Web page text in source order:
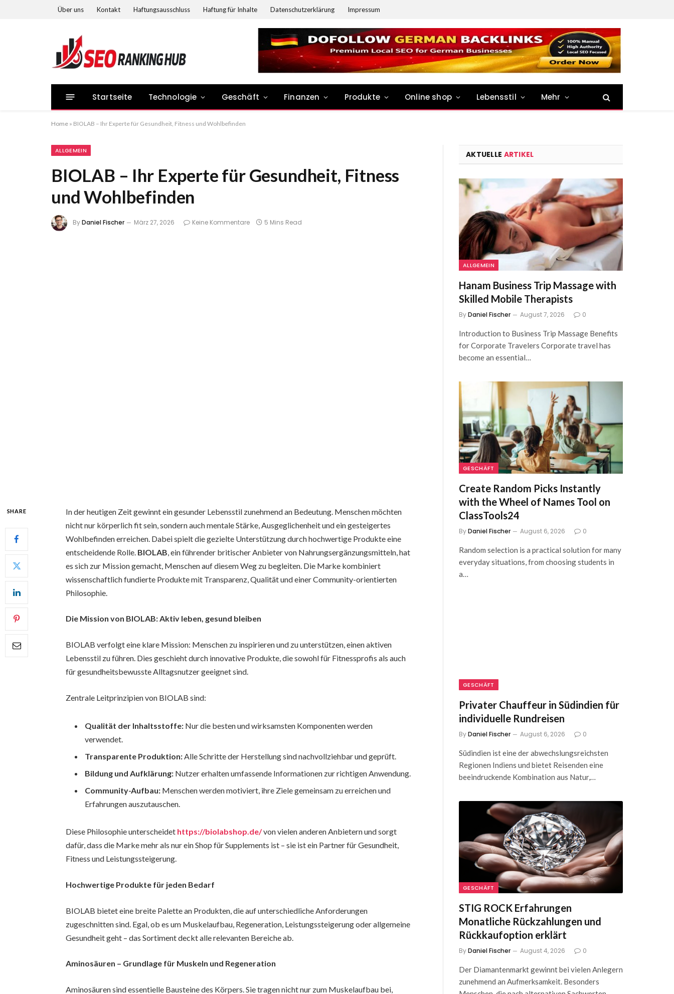
Über uns Kontakt Haftungsausschluss Haftung für Inhalte Datenschutzerklärung Impressum
Startseite Technologie Geschäft Finanzen Produkte Online shop Lebensstil Mehr
Home » BIOLAB – Ihr Experte für Gesundheit, Fitness und Wohlbefinden
ALLGEMEIN
BIOLAB – Ihr Experte für Gesundheit, Fitness
und Wohlbefinden
ByDaniel Fischer März 27, 2026 Keine Kommentare 5 Mins Read
SHARE
In der heutigen Zeit gewinnt ein gesunder Lebensstil zunehmend an Bedeutung. Menschen möchten
nicht nur körperlich fit sein, sondern auch mentale Stärke, Ausgeglichenheit und ein gesteigertes
Wohlbefinden erreichen. Dabei spielt die gezielte Unterstützung durch hochwertige Produkte eine
entscheidende Rolle. BIOLAB, ein führender britischer Anbieter von Nahrungsergänzungsmitteln, hat
es sich zur Mission gemacht, Menschen auf diesem Weg zu begleiten. Die Marke kombiniert
wissenschaftlich fundierte Produkte mit Transparenz, Qualität und einer Community-orientierten
Philosophie.
Die Mission von BIOLAB: Aktiv leben, gesund bleiben
BIOLAB verfolgt eine klare Mission: Menschen zu inspirieren und zu unterstützen, einen aktiven
Lebensstil zu führen. Dies geschieht durch innovative Produkte, die sowohl für Fitnessprofis als auch
für gesundheitsbewusste Alltagsnutzer geeignet sind.
Zentrale Leitprinzipien von BIOLAB sind:
Qualität der Inhaltsstoffe: Nur die besten und wirksamsten Komponenten werden
verwendet.
Transparente Produktion: Alle Schritte der Herstellung sind nachvollziehbar und geprüft.
Bildung und Aufklärung: Nutzer erhalten umfassende Informationen zur richtigen Anwendung.
Community-Aufbau: Menschen werden motiviert, ihre Ziele gemeinsam zu erreichen und
Erfahrungen auszutauschen.
Diese Philosophie unterscheidet https://biolabshop.de/von vielen anderen Anbietern und sorgt
dafür, dass die Marke mehr als nur ein Shop für Supplements ist – sie ist ein Partner für Gesundheit,
Fitness und Leistungssteigerung.
Hochwertige Produkte für jeden Bedarf
BIOLAB bietet eine breite Palette an Produkten, die auf unterschiedliche Anforderungen
zugeschnitten sind. Egal, ob es um Muskelaufbau, Regeneration, Leistungssteigerung oder allgemeine
Gesundheit geht – das Sortiment deckt alle relevanten Bereiche ab.
Aminosäuren – Grundlage für Muskeln und Regeneration
Aminosäuren sind essentielle Bausteine des Körpers. Sie tragen nicht nur zum Muskelaufbau bei,
AKTUELLE ARTIKEL
ALLGEMEIN
Hanam Business Trip Massage with
Skilled Mobile Therapists
ByDaniel Fischer August 7, 2026 0
Introduction to Business Trip Massage Benefits
for Corporate Travelers Corporate travel has
become an essential…
GESCHÄFT
Create Random Picks Instantly
with the Wheel of Names Tool on
ClassTools24
ByDaniel Fischer August 6, 2026 0
Random selection is a practical solution for many
everyday situations, from choosing students in
a…
GESCHÄFT
Privater Chauffeur in Südindien für
individuelle Rundreisen
ByDaniel Fischer August 6, 2026 0
Südindien ist eine der abwechslungsreichsten
Regionen Indiens und bietet Reisenden eine
beeindruckende Kombination aus Natur,…
GESCHÄFT
STIG ROCK Erfahrungen
Monatliche Rückzahlungen und
Rückkaufoption erklärt
ByDaniel Fischer August 4, 2026 0
Der Diamantenmarkt gewinnt bei vielen Anlegern
zunehmend an Aufmerksamkeit. Besonders